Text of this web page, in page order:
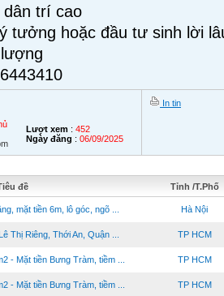
trí cao
tưởng hoặc đầu tư sinh lời
Lượt xem : 452
Ngày đăng : 06/09/2025
In tin
đề Tỉnh /T.Phố
mặt tiền 6m, lô góc, ngõ ... Hà Nội
Thị Riêng, Thới An, Quận ... TP HCM
- Mặt tiền Bưng Tràm, tiềm ... TP HCM
- Mặt tiền Bưng Tràm, tiềm ... TP HCM